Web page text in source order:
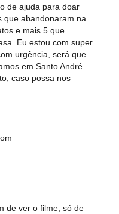
de ajuda para doar
que abandonaram na
e mais 5 que
Eu estou com super
urgência, será que
em Santo André.
caso possa nos
de ver o filme, só de